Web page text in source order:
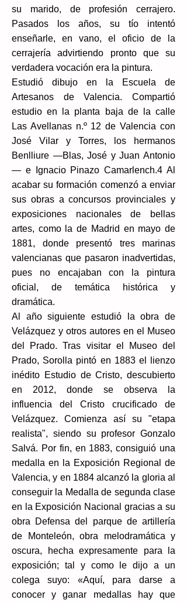
su marido, de profesión cerrajero.
Pasados los años, su tío intentó
enseñarle, en vano, el oficio de la
cerrajería advirtiendo pronto que su
verdadera vocación era la pintura.
Estudió dibujo en la Escuela de
Artesanos de Valencia.​ Compartió
estudio en la planta baja de la calle
Las Avellanas n.º 12 de Valencia con
José Vilar y Torres, los hermanos
Benlliure —Blas, José y Juan Antonio
— e Ignacio Pinazo Camarlench.4​ Al
acabar su formación comenzó a enviar
sus obras a concursos provinciales y
exposiciones nacionales de bellas
artes, como la de Madrid en mayo de
1881, donde presentó tres marinas
valencianas que pasaron inadvertidas,
pues no encajaban con la pintura
oficial, de temática histórica y
dramática.
Al año siguiente estudió la obra de
Velázquez y otros autores en el Museo
del Prado.​ Tras visitar el Museo del
Prado, Sorolla pintó en 1883 el lienzo
inédito Estudio de Cristo, descubierto
en 2012, donde se observa la
influencia del Cristo crucificado de
Velázquez.​ Comienza así su "etapa
realista", siendo su profesor Gonzalo
Salvá. Por fin, en 1883, consiguió una
medalla en la Exposición Regional de
Valencia, y en 1884 alcanzó la gloria al
conseguir la Medalla de segunda clase
en la Exposición Nacional gracias a su
obra Defensa del parque de artillería
de Monteleón, obra melodramática y
oscura, hecha expresamente para la
exposición; tal y como le dijo a un
colega suyo: «Aquí, para darse a
conocer y ganar medallas hay que